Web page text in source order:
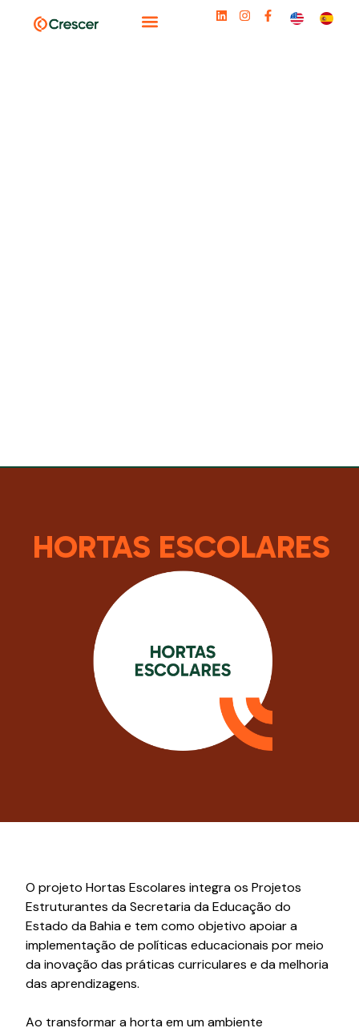
HORTAS ESCOLARES
O projeto Hortas Escolares integra os Projetos
Estruturantes da Secretaria da Educação do
Estado da Bahia e tem como objetivo apoiar a
implementação de políticas educacionais por meio
da inovação das práticas curriculares e da melhoria
das aprendizagens.
Ao transformar a horta em um ambiente